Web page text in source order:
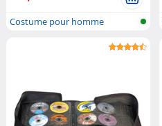
Costume pour homme